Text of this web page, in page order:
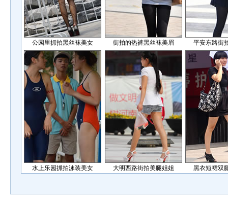
公园里抓拍黑丝袜美女 街拍的热裤黑丝袜美眉 平安东路街
水上乐园抓拍泳装美女 大明西路街拍美腿姐姐 黑衣短裙双